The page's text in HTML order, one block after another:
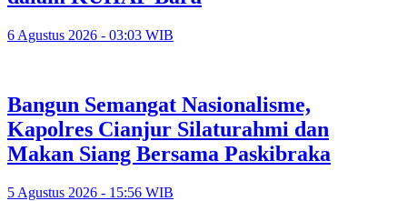
6 Agustus 2026 - 03:03 WIB
Bangun Semangat Nasionalisme,
Kapolres Cianjur Silaturahmi dan
Makan Siang Bersama Paskibraka
5 Agustus 2026 - 15:56 WIB